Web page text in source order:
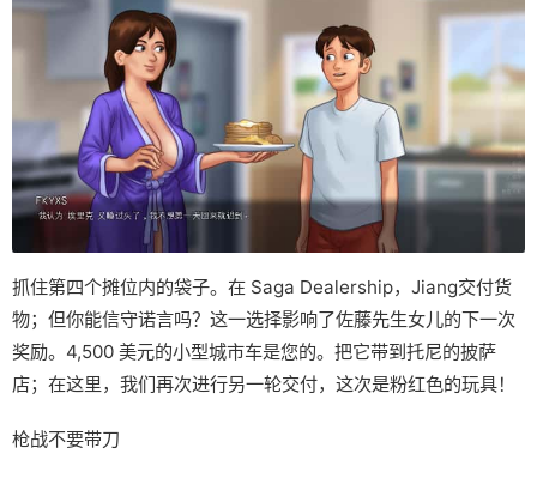
抓住第四个摊位内的袋子。在 Saga Dealership，Jiang交付货
物；但你能信守诺言吗？这一选择影响了佐藤先生女儿的下一次
奖励。4,500 美元的小型城市车是您的。把它带到托尼的披萨
店；在这里，我们再次进行另一轮交付，这次是粉红色的玩具！
枪战不要带刀